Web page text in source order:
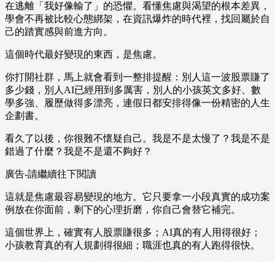
在逃離「我好像輸了」的恐懼。看懂焦慮與渴望的根本差異，
學會不再被比較心態綁架，在資訊爆炸的時代裡，找回屬於自
己的踏實感與前進方向。
這個時代最好變現的東西，是焦慮。
你打開社群，馬上就會看到一整排提醒：別人這一波股票賺了
多少錢，別人AI已經用到多厲害，別人的小孩英文多好、數
學多強、履歷做得多漂亮，連假日都安排得像一份精密的人生
企劃書。
看久了以後，你很難不懷疑自己。我是不是太慢了？我是不是
錯過了什麼？我是不是還不夠好？
廣告-請繼續往下閱讀
這就是焦慮最容易變現的地方。它只要拿一小段真實的成功案
例放在你面前，剩下的心理折磨，你自己會替它補完。
這個世界上，確實有人股票賺很多；AI真的有人用得很好；
小孩教育真的有人規劃得很細；職涯也真的有人跑得很快。